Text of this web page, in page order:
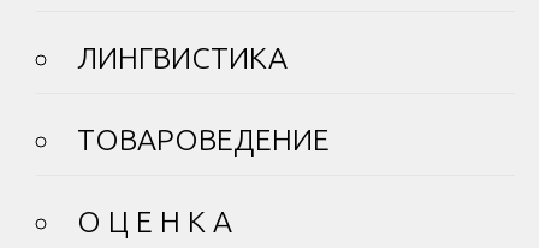
ЛИНГВИСТИКА
ТОВАРОВЕДЕНИЕ
О Ц Е Н К А